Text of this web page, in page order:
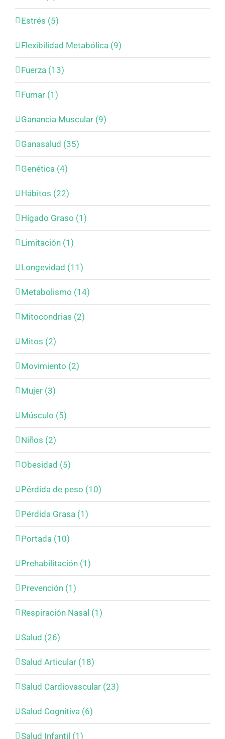
Estrés (5)
Flexibilidad Metabólica (9)
Fuerza (13)
Fumar (1)
Ganancia Muscular (9)
Ganasalud (35)
Genética (4)
Hábitos (22)
Hígado Graso (1)
Limitación (1)
Longevidad (11)
Metabolismo (14)
Mitocondrias (2)
Mitos (2)
Movimiento (2)
Mujer (3)
Músculo (5)
Niños (2)
Obesidad (5)
Pérdida de peso (10)
Pérdida Grasa (1)
Portada (10)
Prehabilitación (1)
Prevención (1)
Respiración Nasal (1)
Salud (26)
Salud Articular (18)
Salud Cardiovascular (23)
Salud Cognitiva (6)
Salud Infantil (1)